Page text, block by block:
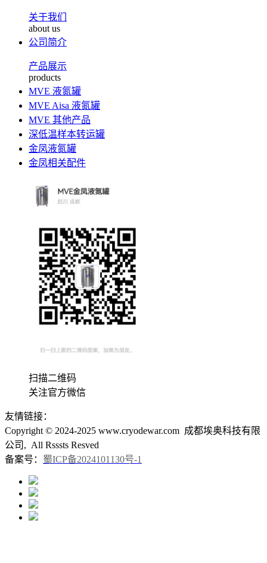
关于我们
about us
公司简介
产品展示
products
MVE 液氮罐
MVE Aisa 液氮罐
MVE 其他产品
深低温样本转运罐
金凤液氮罐
金凤相关配件
扫描二维码
关注官方微信
友情链接：
Copyright © 2024-2025 www.cryodewar.com 成都埃奥科技有限
公司, All Rsssts Resved
备案号： 蜀ICP备2024101130号-1